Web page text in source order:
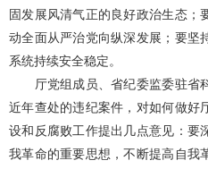
固发展风清气正的良好政治生态；
动全面从严治党向纵深发展；要坚
系统持续安全稳定。
厅党组成员、省纪委监委驻省
近年查处的违纪案件，对如何做好
设和反腐败工作提出几点意见：要
我革命的重要思想，不断提高自我